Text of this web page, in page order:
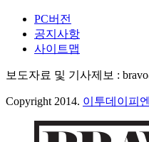
PC버전
공지사항
사이트맵
보도자료 및 기사제보 :
Copyright 2014. 이투데이피